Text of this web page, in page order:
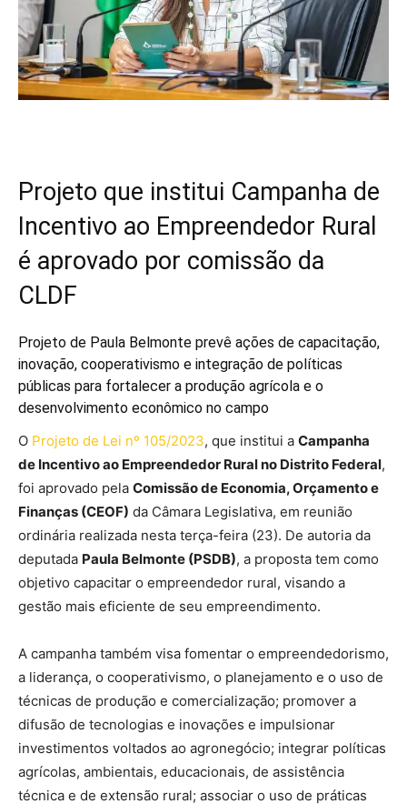
Projeto que institui Campanha de
Incentivo ao Empreendedor Rural
é aprovado por comissão da
CLDF
Projeto de Paula Belmonte prevê ações de capacitação,
inovação, cooperativismo e integração de políticas
públicas para fortalecer a produção agrícola e o
desenvolvimento econômico no campo
O Projeto de Lei nº 105/2023, que institui a Campanha
de Incentivo ao Empreendedor Rural no Distrito Federal,
foi aprovado pela Comissão de Economia, Orçamento e
Finanças (CEOF) da Câmara Legislativa, em reunião
ordinária realizada nesta terça-feira (23). De autoria da
deputada Paula Belmonte (PSDB), a proposta tem como
objetivo capacitar o empreendedor rural, visando a
gestão mais eficiente de seu empreendimento.
A campanha também visa fomentar o empreendedorismo,
a liderança, o cooperativismo, o planejamento e o uso de
técnicas de produção e comercialização; promover a
difusão de tecnologias e inovações e impulsionar
investimentos voltados ao agronegócio; integrar políticas
agrícolas, ambientais, educacionais, de assistência
técnica e de extensão rural; associar o uso de práticas